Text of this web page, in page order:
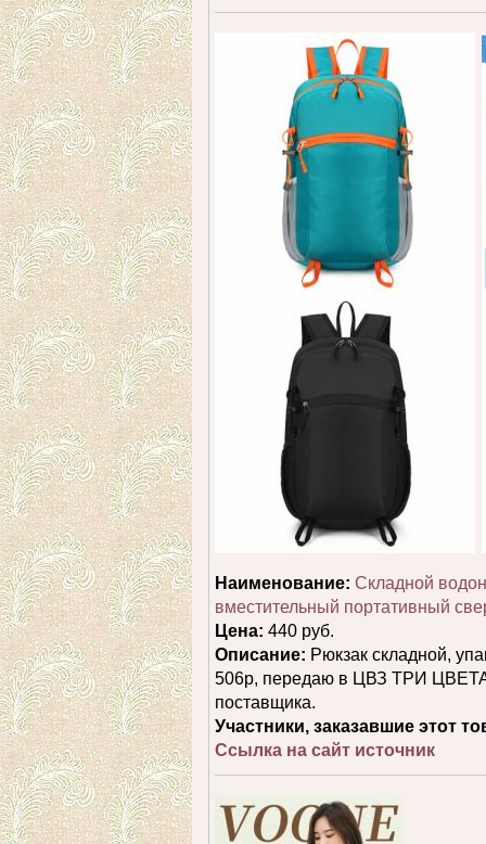
Наименование: Cкладной
вместительный портативный
Цена: 440 руб.
Описание: Рюкзак складной,
506р, передаю в ЦВЗ ТРИ ЦВЕТА
поставщика.
Участники, заказавшие этот
Ссылка на сайт источник